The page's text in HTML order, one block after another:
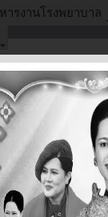
ารงานโรงพยาบาล